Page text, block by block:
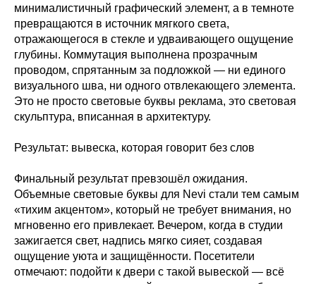
минималистичный графический элемент, а в темноте
превращаются в источник мягкого света,
отражающегося в стекле и удваивающего ощущение
глубины. Коммутация выполнена прозрачным
проводом, спрятанным за подложкой — ни единого
визуального шва, ни одного отвлекающего элемента.
Это не просто световые буквы реклама, это световая
скульптура, вписанная в архитектуру.
Результат: вывеска, которая говорит без слов
Финальный результат превзошёл ожидания.
Объемные световые буквы для Nevi стали тем самым
«тихим акцентом», который не требует внимания, но
мгновенно его привлекает. Вечером, когда в студии
зажигается свет, надпись мягко сияет, создавая
ощущение уюта и защищённости. Посетители
отмечают: подойти к двери с такой вывеской — всё